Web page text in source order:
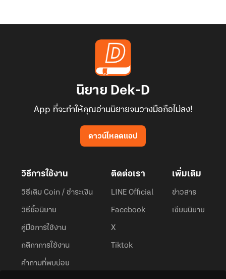
นิยาย Dek-D
App ที่จะทำให้คุณอ่านนิยายจนวางมือถือไม่ลง!
ดาวน์โหลดแอป
วิธีการใช้งาน
วิธีเติม Coin / ชำระเงิน
วิธีซื้อนิยาย
คู่มือการใช้งาน
กติกาการใช้งาน
คำถามที่พบบ่อย
ติดต่อเรา
LINE Official
Facebook
X
Tiktok
เพิ่มเติม
ข่าวสาร
เขียนนิยาย